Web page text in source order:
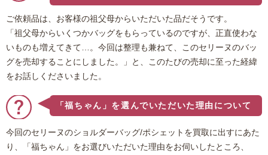
ご依頼品は、お客様の祖父母からいただいた品だそうです。
「祖父母からいくつかバッグをもらっているのですが、正直使わな
いものも増えてきて…。今回は整理も兼ねて、このセリーヌのバッ
グを売却することにしました。」と、このたびの売却に至った経緯
をお話しくださいました。
「福ちゃん」を選んでいただいた理由について
今回のセリーヌのショルダーバッグ/ポシェットを買取に出すにあた
り、「福ちゃん」をお選びいただいた理由をお伺いしたところ、